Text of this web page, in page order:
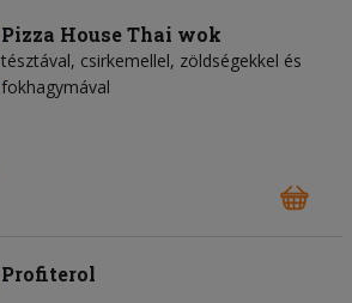
Pizza House Thai wok
tésztával, csirkemellel, zöldségekkel és
fokhagymával
Profiterol